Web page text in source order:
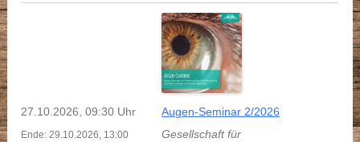
27.10.2026, 09:30 Uhr
Ende: 29.10.2026, 13:00
Augen-Seminar 2/2026
Gesellschaft für